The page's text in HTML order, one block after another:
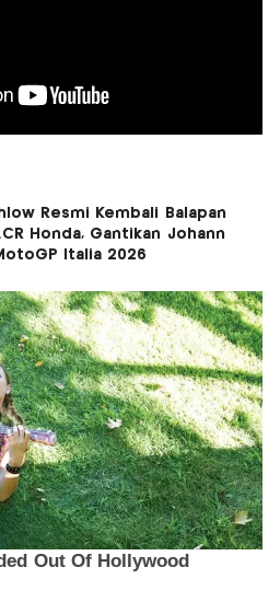
Resmi Kembali Balapan
Honda, Gantikan Johann
Italia 2026